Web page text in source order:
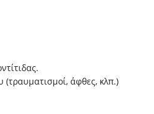
άφθες, κλπ.)